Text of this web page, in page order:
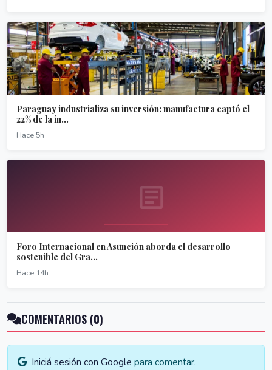
Paraguay industrializa su inversión: manufactura captó el
22% de la in...
Hace 5h
Foro Internacional en Asunción aborda el desarrollo
sostenible del Gra...
Hace 14h
COMENTARIOS (0)
Iniciá sesión con Google para comentar.